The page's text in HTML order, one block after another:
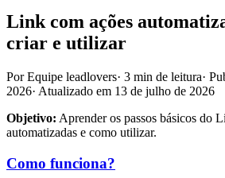
Link com ações
criar e utilizar
Por Equipe leadlovers· 3 min de leitura·
2026· Atualizado em 13 de julho de 2026
Objetivo: Aprender os passos básicos do
automatizadas e como utilizar.
Como funciona?